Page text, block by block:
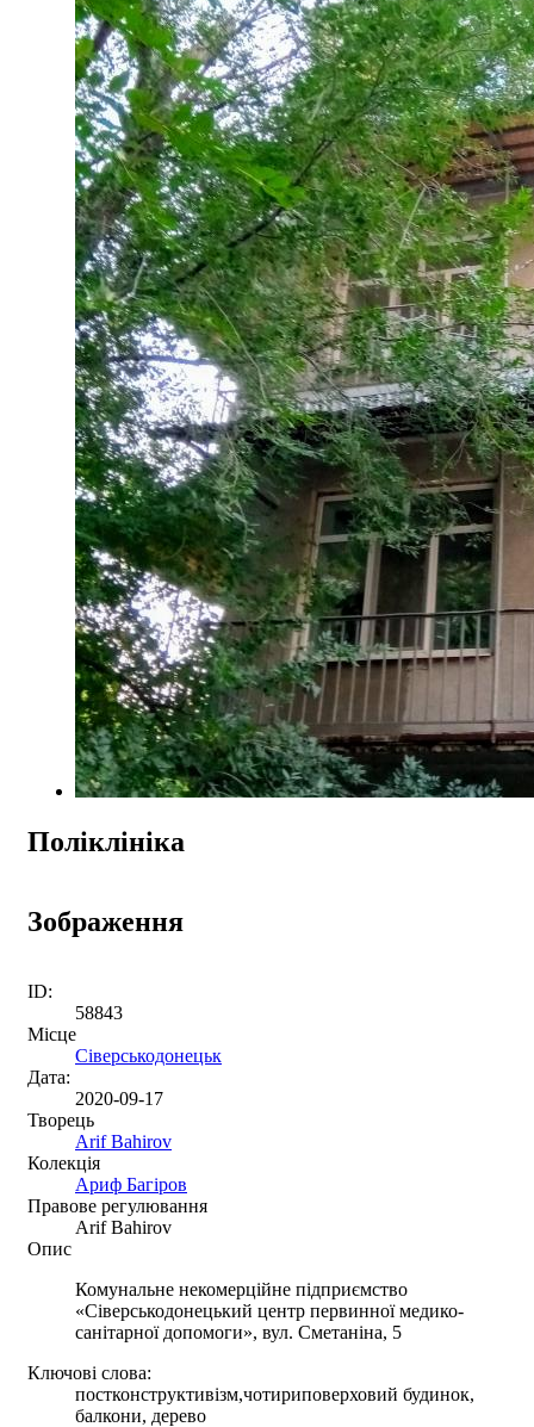
Поліклініка
Зображення
ID:
58843
Місце
Сіверськодонецьк
Дата:
2020-09-17
Творець
Arif Bahirov
Колекція
Ариф Багіров
Правове регулювання
Arif Bahirov
Опис
Комунальне некомерційне підприємство
«Сіверськодонецький центр первинної медико-
санітарної допомоги», вул. Сметаніна, 5
Ключові слова:
постконструктивізм,чотириповерховий будинок,
балкони, дерево